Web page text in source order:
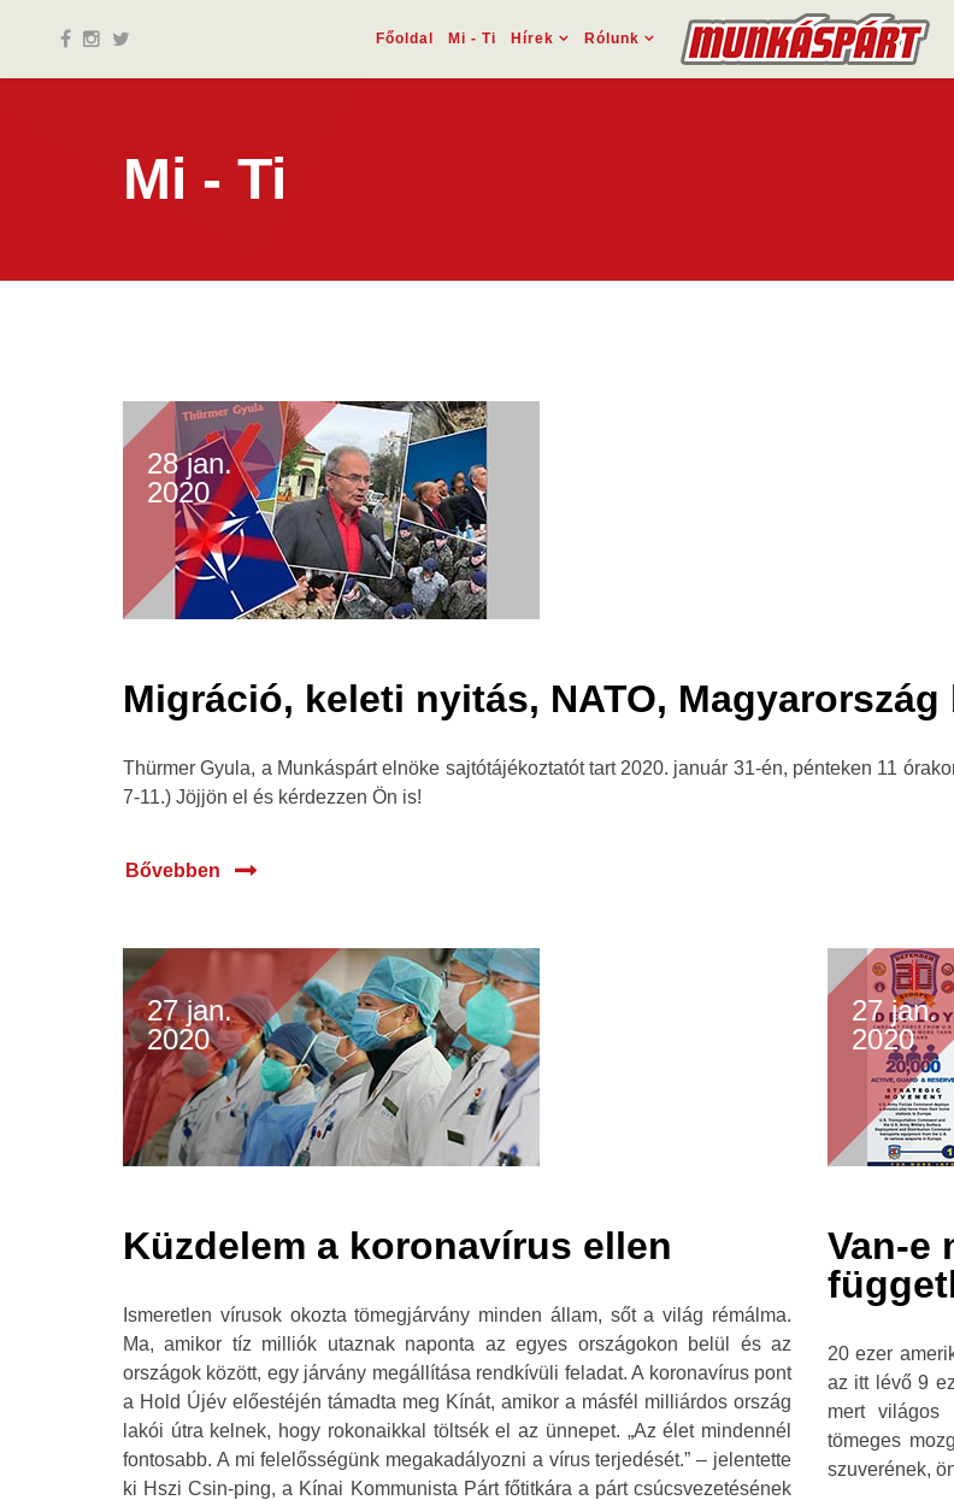
Főoldal Mi - Ti Hírek Rólunk
Mi - Ti
28 jan.
2020
Migráció, keleti nyitás, NATO,
Thürmer Gyula, a Munkáspárt elnöke sajtótájékoztatót tart 2020. január 31-én, pénteken 11
7-11.) Jöjjön el és kérdezzen Ön is!
Bővebben
27 jan.
2020
Küzdelem a koronavírus ellen
Ismeretlen vírusok okozta tömegjárvány minden állam, sőt a világ rémálma.
Ma, amikor tíz milliók utaznak naponta az egyes országokon belül és az
országok között, egy járvány megállítása rendkívüli feladat. A koronavírus pont
a Hold Újév előestéjén támadta meg Kínát, amikor a másfél milliárdos ország
lakói útra kelnek, hogy rokonaikkal töltsék el az ünnepet. „Az élet mindennél
fontosabb. A mi felelősségünk megakadályozni a vírus terjedését.” – jelentette
ki Hszi Csin-ping, a Kínai Kommunista Párt főtitkára a párt csúcsvezetésének
27 jan.
2020
Van-e
20 ezer
az itt lévő 9
mert világos
tömeges
szuverének,